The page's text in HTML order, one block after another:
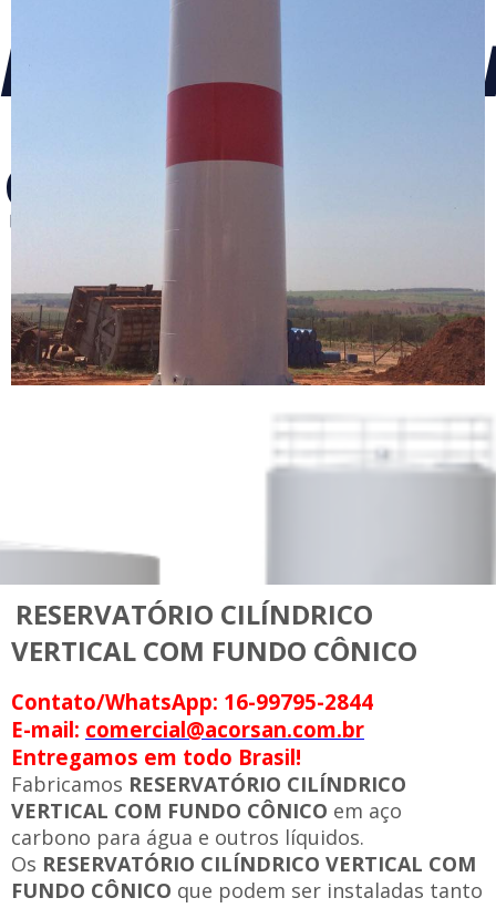
RESERVATÓRIO CILÍNDRICO
VERTICAL COM FUNDO CÔNICO
Contato/WhatsApp: 16-99795-2844
E-mail: comercial@acorsan.com.br
Entregamos em todo Brasil!
Fabricamos RESERVATÓRIO CILÍNDRICO
VERTICAL COM FUNDO CÔNICO em aço
carbono para água e outros líquidos.
Os RESERVATÓRIO CILÍNDRICO VERTICAL COM
FUNDO CÔNICO que podem ser instaladas tanto